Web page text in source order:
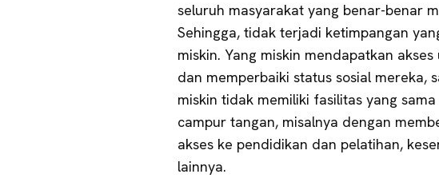
seluruh masyarakat yang benar-benar
Sehingga, tidak terjadi ketimpangan
miskin. Yang miskin mendapatkan
dan memperbaiki status sosial mereka,
miskin tidak memiliki fasilitas yang
campur tangan, misalnya dengan
akses ke pendidikan dan pelatihan,
lainnya.